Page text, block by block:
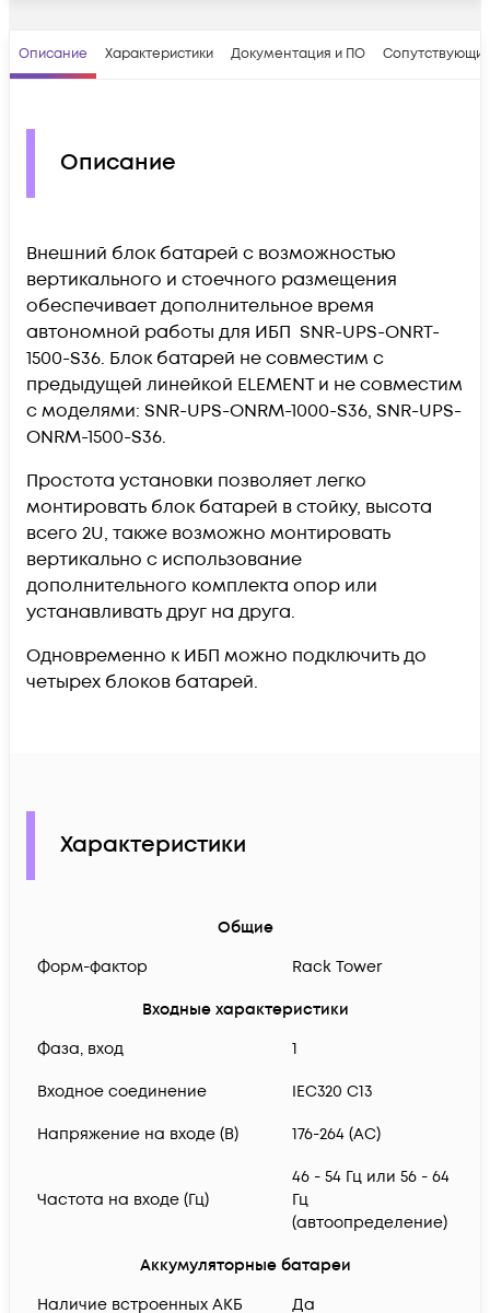
Описание Характеристики Документация и ПО
Описание
Внешний блок батарей с возможностью
вертикального и стоечного размещения
обеспечивает дополнительное время
автономной работы для ИБП SNR-UPS-ONRT-
1500-S36. Блок батарей не совместим с
предыдущей линейкой ELEMENT и не совместим
с моделями: SNR-UPS-ONRM-1000-S36, SNR-UPS-
ONRM-1500-S36.
Простота установки позволяет легко
монтировать блок батарей в стойку, высота
всего 2U, также возможно монтировать
вертикально с использование
дополнительного комплекта опор или
устанавливать друг на друга.
Одновременно к ИБП можно подключить до
четырех блоков батарей.
Характеристики
Общие
Форм-фактор
Rack Tower
Входные характеристики
Фаза, вход
1
Входное соединение IEC320 C13
Напряжение на входе (В) 176-264 (AC)
Частота на входе (Гц)
46 - 54 Гц или 56 - 64
Гц
(автоопределение)
Аккумуляторные батареи
Наличие встроенных АКБ
Да